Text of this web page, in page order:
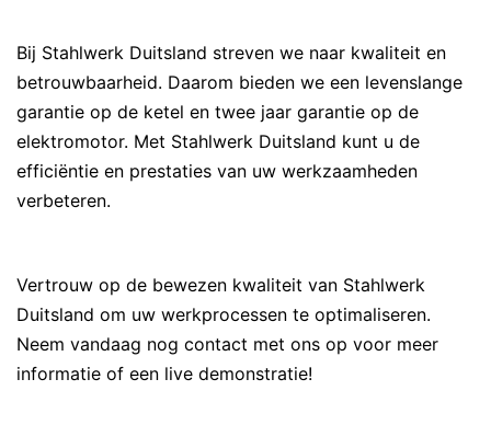
Bij Stahlwerk Duitsland streven we naar kwaliteit en
betrouwbaarheid. Daarom bieden we een levenslange
garantie op de ketel en twee jaar garantie op de
elektromotor. Met Stahlwerk Duitsland kunt u de
efficiëntie en prestaties van uw werkzaamheden
verbeteren.
Vertrouw op de bewezen kwaliteit van Stahlwerk
Duitsland om uw werkprocessen te optimaliseren.
Neem vandaag nog contact met ons op voor meer
informatie of een live demonstratie!